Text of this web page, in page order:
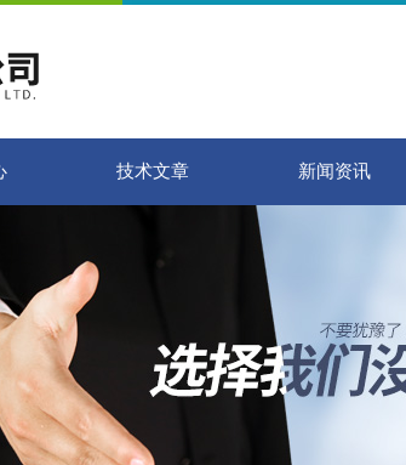
技术文章 新闻资讯